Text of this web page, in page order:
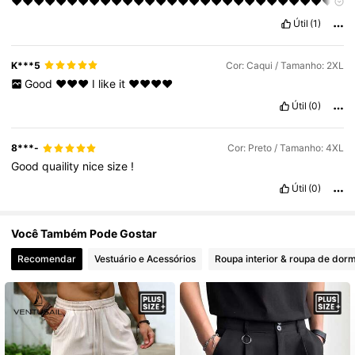
❤️❤️❤️❤️❤️❤️❤️❤️❤️❤️❤️❤️❤️❤️❤️❤️❤️❤️❤️❤️❤️❤️❤️❤️❤️❤️❤️❤️❤️
Útil (1)
K***5 Cor: Caqui / Tamanho: 2XL
Good ❤️❤️❤️ I like it ❤️❤️❤️❤️
Útil (0)
8***- Cor: Preto / Tamanho: 4XL
Goodquaility nicesize !
Útil (0)
Você Também Pode Gostar
Recomendar Vestuário e Acessórios Roupa interior & roupa de